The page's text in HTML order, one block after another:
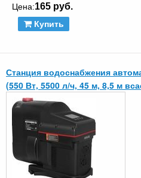
Цена:165 руб.
Купить
Станция водоснабжения
(550 Вт, 5500 л/ч, 45 м, 8,5 м